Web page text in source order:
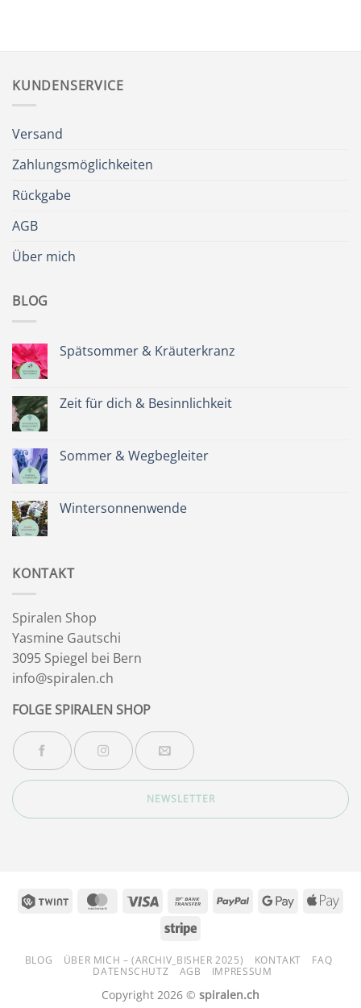
KUNDENSERVICE
Versand
Zahlungsmöglichkeiten
Rückgabe
AGB
Über mich
BLOG
Spätsommer & Kräuterkranz
Spätsommer
&
Zeit für dich & Besinnlichkeit
Zeit
für
Sommer & Wegbegleiter
Sommer
&
Wintersonnenwende
KONTAKT
Spiralen Shop
Yasmine Gautschi
3095 Spiegel bei Bern
info@spiralen.ch
FOLGE SPIRALEN SHOP
NEWSLETTER
Twint MasterCard
Visa
Bank
PayPal
Google
Stripe
BLOG ÜBER MICH – (ARCHIV_BISHER 2025) KONTAKT
FAQ
DATENSCHUTZ
AGB IMPRESSUM
Copyright 2026 © spiralen.ch